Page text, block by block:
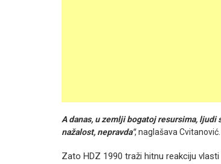
A danas, u zemlji bogatoj resursima,
nažalost, nepravda", naglašava Cvitanović.
Zato HDZ 1990 traži hitnu reakciju vlasti